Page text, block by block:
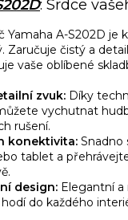
: Srdce
Yamaha A-S202D je
Zaručuje čistý a
vaše oblíbené
zvuk: Díky
vychutnat
rušení.
konektivita: Snadno
tablet a
design: Elegantní a
do každého